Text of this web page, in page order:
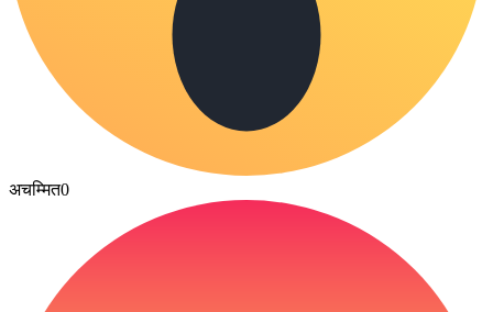
अचम्मित0